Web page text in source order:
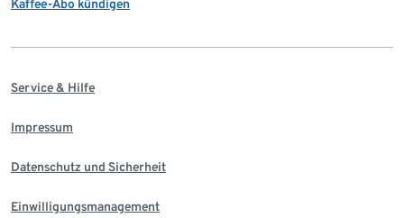
Kaffee-Abo kündigen
Service & Hilfe
Impressum
Datenschutz und Sicherheit
Einwilligungsmanagement